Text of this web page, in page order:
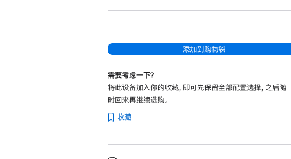
添加到购物袋
需要考虑一下？
将此设备加入你的收藏，即可先保留全部配置选择，之后随
时回来再继续选购。
收藏